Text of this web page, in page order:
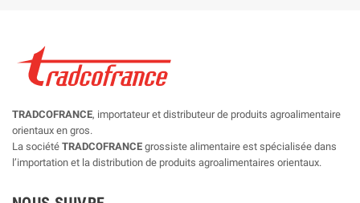
TRADCOFRANCE, importateur et distributeur de produits agroalimentaire
orientaux en gros.
La société TRADCOFRANCE grossiste alimentaire est spécialisée dans
l’importation et la distribution de produits agroalimentaires orientaux.